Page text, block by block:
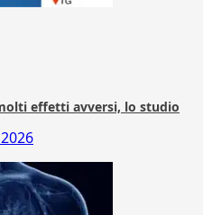
effetti avversi, lo studio